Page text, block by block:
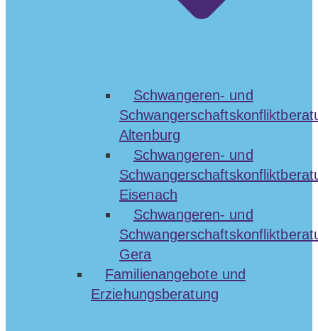
Schwangeren- und
Altenburg
Schwangeren- und
Eisenach
Schwangeren- und
Gera
Familienangebote und
Erziehungsberatung